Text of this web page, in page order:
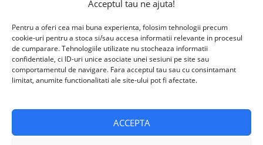
Acceptul tau ne ajuta!
Pentru a oferi cea mai buna experienta, folosim tehnologii precum
cookie-uri pentru a stoca si/sau accesa informatii relevante in procesul
de cumparare. Tehnologiile utilizate nu stocheaza informatii
confidentiale, ci ID-uri unice asociate unei sesiuni pe site sau
comportamentul de navigare. Fara acceptul tau sau cu consintamant
limitat, anumite functionalitati ale site-ului pot fi afectate.
ACCEPTA
VALM Electrical Solutions © 2026